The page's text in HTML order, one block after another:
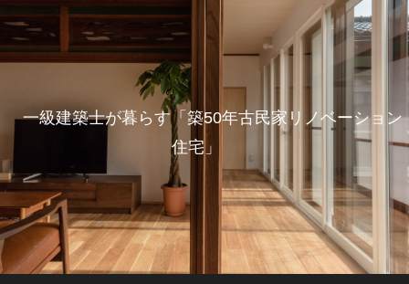
一級建築士が暮らす「築50年古民家リノベーション
住宅」